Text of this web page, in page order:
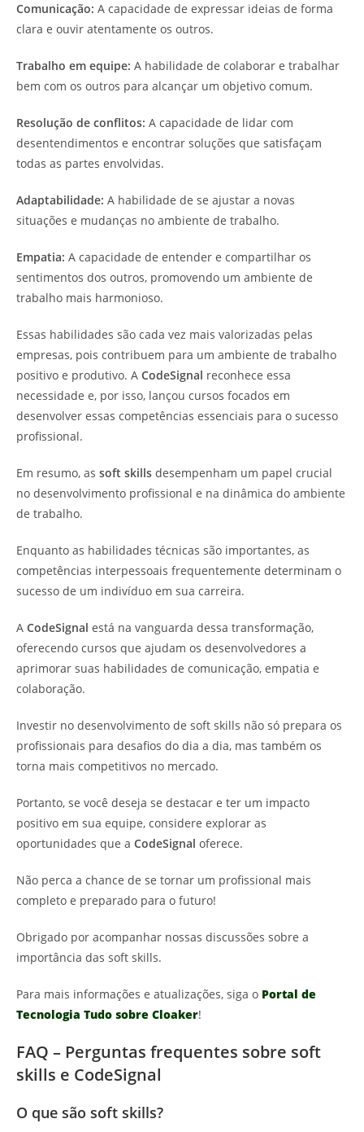
Comunicação: A capacidade de expressar ideias de forma
clara e ouvir atentamente os outros.
Trabalho em equipe: A habilidade de colaborar e trabalhar
bem com os outros para alcançar um objetivo comum.
Resolução de conflitos: A capacidade de lidar com
desentendimentos e encontrar soluções que satisfaçam
todas as partes envolvidas.
Adaptabilidade: A habilidade de se ajustar a novas
situações e mudanças no ambiente de trabalho.
Empatia: A capacidade de entender e compartilhar os
sentimentos dos outros, promovendo um ambiente de
trabalho mais harmonioso.
Essas habilidades são cada vez mais valorizadas pelas
empresas, pois contribuem para um ambiente de trabalho
positivo e produtivo. A CodeSignal reconhece essa
necessidade e, por isso, lançou cursos focados em
desenvolver essas competências essenciais para o sucesso
profissional.
Em resumo, as soft skills desempenham um papel crucial
no desenvolvimento profissional e na dinâmica do ambiente
de trabalho.
Enquanto as habilidades técnicas são importantes, as
competências interpessoais frequentemente determinam o
sucesso de um indivíduo em sua carreira.
A CodeSignal está na vanguarda dessa transformação,
oferecendo cursos que ajudam os desenvolvedores a
aprimorar suas habilidades de comunicação, empatia e
colaboração.
Investir no desenvolvimento de soft skills não só prepara os
profissionais para desafios do dia a dia, mas também os
torna mais competitivos no mercado.
Portanto, se você deseja se destacar e ter um impacto
positivo em sua equipe, considere explorar as
oportunidades que a CodeSignal oferece.
Não perca a chance de se tornar um profissional mais
completo e preparado para o futuro!
Obrigado por acompanhar nossas discussões sobre a
importância das soft skills.
Para mais informações e atualizações, siga o Portal de
Tecnologia Tudo sobre Cloaker!
FAQ – Perguntas frequentes sobre soft
skills e CodeSignal
O que são soft skills?